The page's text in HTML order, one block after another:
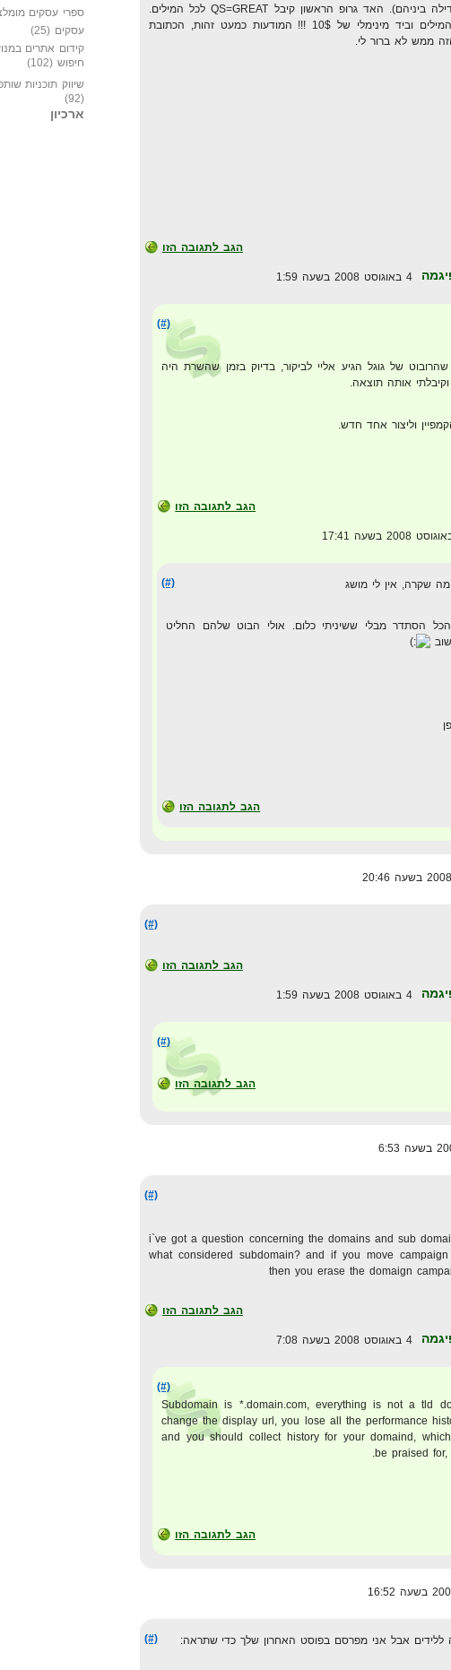
(יש רק מילה אחת שמבדילה ביניהם). האד גרופ הראשון קיבל QS=GREAT לכל המילים.
השני קיבל POOR לכל המילים וביד מינימלי של 10$ !!! המודעות כמעט זהות, הכתובת
ממש לא ברור לי.
הגב לתגובה הזו
(#)
של גוגל הגיע אליי לביקור, בדיוק בזמן שהשרת היה
אותה תוצאה.
וליצור אחד חדש.
הגב לתגובה הזו
(#) מה שקרה, אין לי מושג
הכל הסתדר מבלי ששיניתי כלום. אולי הבוט שלהם החליט
הגב לתגובה הזו
(#)
הגב לתגובה הזו
(#)
הגב לתגובה הזו
(#)
i`ve got a question concerning the domains and sub
what considered subdomain? and if you move
then you erase the domaign
הגב לתגובה הזו
(#)
Subdomain is *.domain.com, everything is not a tld
change the display url, you lose all the performance
and you should collect history for your domaind, which
be praised
הגב לתגובה הזו
(#) ללידים אבל אני מפרסם בפוסט האחרון שלך כדי שתראה:
ספרי עסקים
עסקים (25)
קידום אתרים
חיפוש (102)
שיווק תוכניות
(92)
ארכיון